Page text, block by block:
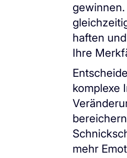
haften
Ihre
komplexe
mehr